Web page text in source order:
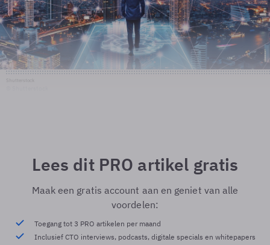
Lees dit PRO artikel gratis
Maak een gratis account aan en geniet van alle
voordelen:
Toegang tot 3 PRO artikelen per maand
Inclusief CTO interviews, podcasts, digitale specials en whitepapers